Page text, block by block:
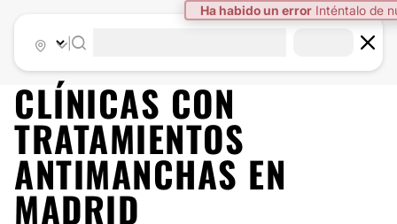
Ha habido un error Inténtalo de
CLÍNICAS CON
TRATAMIENTOS
ANTIMANCHAS EN
MADRID